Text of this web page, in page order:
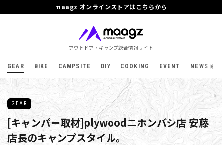
maagz オンラインストアはこちらから
アウトドア・キャンプ総合情報サイト
GEAR BIKE CAMPSITE DIY COOKING EVENT NEWS
GEAR
[キャンパー取材]plywoodニホンバシ店 安藤
店長のキャンプスタイル。